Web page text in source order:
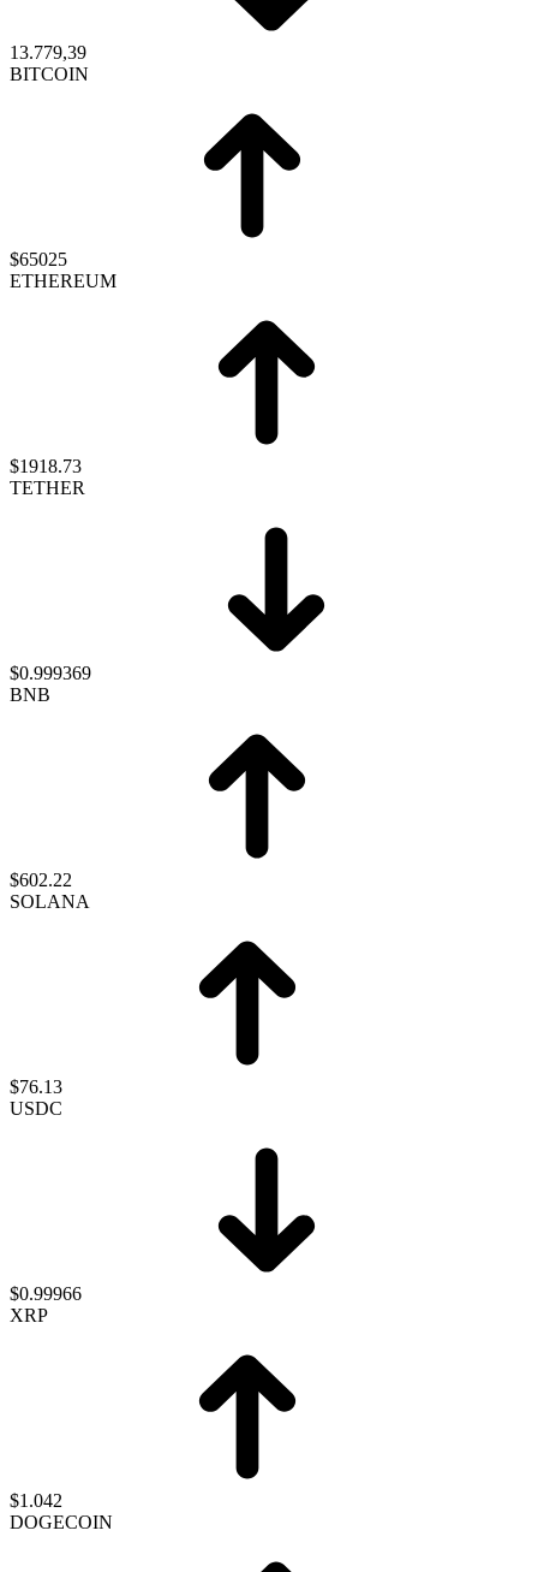
13.779,39
BITCOIN
$65025
ETHEREUM
$1918.73
TETHER
$0.999369
BNB
$602.22
SOLANA
$76.13
USDC
$0.99966
XRP
$1.042
DOGECOIN